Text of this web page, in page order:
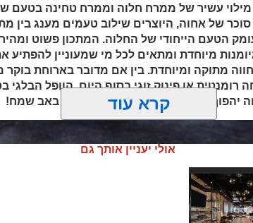
מילוי עשיר של ממרח חלוה וממרח טחינה בטעם
של אחוה, היוצרים שילוב טעמים מענג בין
הטעם הייחודי של החלוה. המתכון פשוט
מיוחדת ומתאים לכל מי שמעוניין להפתיע
מתוקה ומיוחדת. בין אם מדובר בארוחת בוקר
רומנטית או פינוק זוגי בסוף היום, הוופל הבלגי
יהפוך כל רגע לחגיגה של אהבה. ט"ו באב שמח!
קרא עוד
אולי יעניין אותך גם